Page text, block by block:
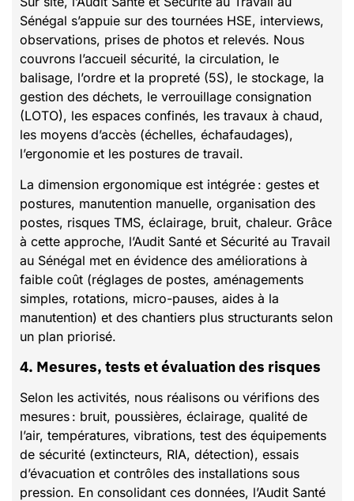
Sénégal s’appuie sur des tournées HSE, interviews,
observations, prises de photos et relevés. Nous
couvrons l’accueil sécurité, la circulation, le
balisage, l’ordre et la propreté (5S), le stockage, la
gestion des déchets, le verrouillage consignation
(LOTO), les espaces confinés, les travaux à chaud,
les moyens d’accès (échelles, échafaudages),
l’ergonomie et les postures de travail.
La dimension ergonomique est intégrée : gestes et
postures, manutention manuelle, organisation des
postes, risques TMS, éclairage, bruit, chaleur. Grâce
à cette approche, l’Audit Santé et Sécurité au Travail
au Sénégal met en évidence des améliorations à
faible coût (réglages de postes, aménagements
simples, rotations, micro-pauses, aides à la
manutention) et des chantiers plus structurants selon
un plan priorisé.
4. Mesures, tests et évaluation des risques
Selon les activités, nous réalisons ou vérifions des
mesures : bruit, poussières, éclairage, qualité de
l’air, températures, vibrations, test des équipements
de sécurité (extincteurs, RIA, détection), essais
d’évacuation et contrôles des installations sous
pression. En consolidant ces données, l’Audit Santé